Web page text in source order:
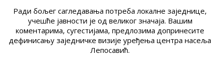
Ради бољег сагледавања потреба локалне заједнице,
учешће јавности је од великог значаја. Вашим
коментарима, сугестијама, предлозима допринесите
дефинисању заједничке визије уређења центра насеља
Лепосавић.